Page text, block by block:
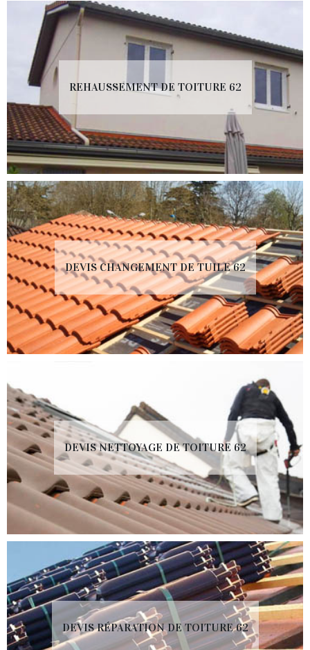
REHAUSSEMENT DE TOITURE 62
DEVIS CHANGEMENT DE TUILE 62
DEVIS NETTOYAGE DE TOITURE 62
DEVIS RÉPARATION DE TOITURE 62